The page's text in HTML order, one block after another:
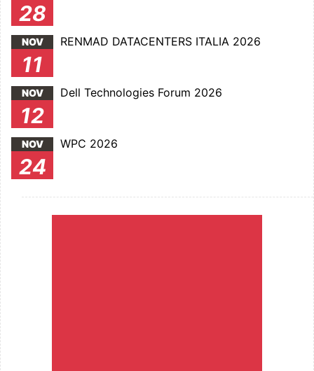
28
NOV
11
RENMAD DATACENTERS ITALIA 2026
NOV
12
Dell Technologies Forum 2026
NOV
24
WPC 2026